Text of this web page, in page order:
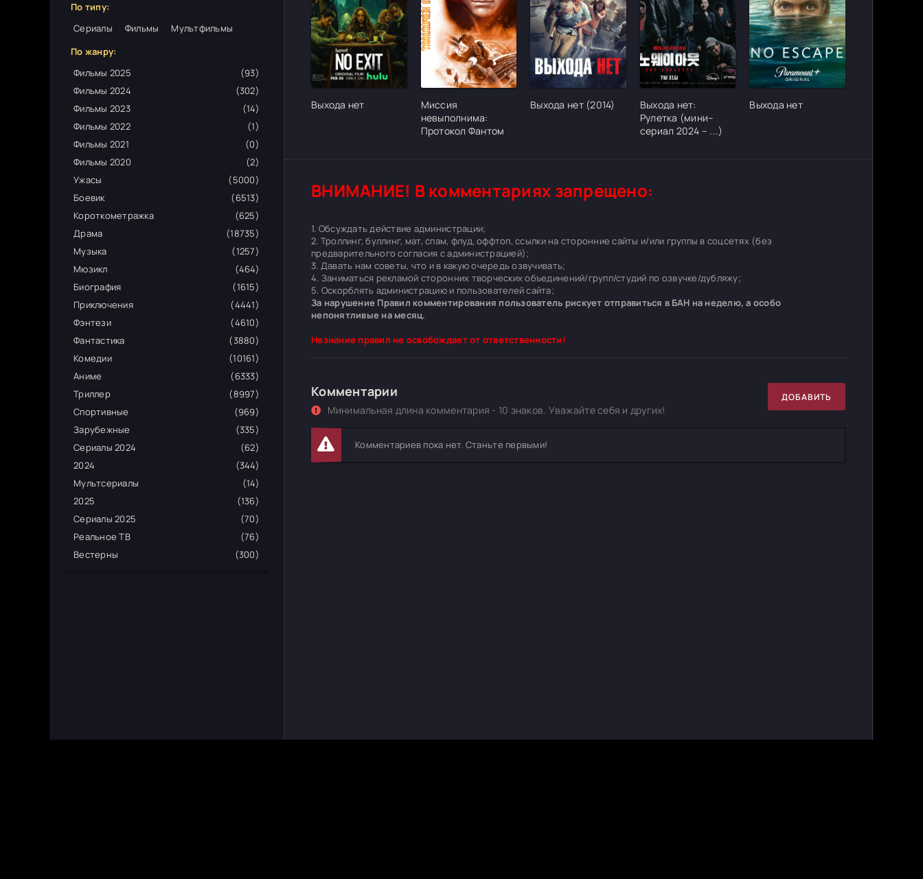
По типу:
Сериалы
Фильмы
Мультфильмы
По жанру:
Фильмы 2025
(93)
Фильмы 2024
(302)
Фильмы 2023
(14)
Фильмы 2022
(1)
Фильмы 2021
(0)
Фильмы 2020
(2)
Ужасы
(5000)
Боевик
(6513)
Короткометражка
(625)
Драма
(18735)
Музыка
(1257)
Мюзикл
(464)
Биография
(1615)
Приключения
(4441)
Фэнтези
(4610)
Фантастика
(3880)
Комедии
(10161)
Аниме
(6333)
Триллер
(8997)
Спортивные
(969)
Зарубежные
(335)
Сериалы 2024
(62)
2024
(344)
Мультсериалы
(14)
2025
(136)
Сериалы 2025
(70)
Реальное ТВ
(76)
Вестерны
(300)
[/xfgiven_cvh_poster_urlcvh_poster_url]
Выхода нет
[/xfgiven_cvh_poster_urlcvh_poster_url]
Миссия
невыполнима:
Протокол Фантом
[/xfgiven_cvh_poster_urlcvh_poster_url]
Выхода нет (2014)
[/xfgiven_cvh_poster_urlcvh_poster_url]
Выхода нет:
Рулетка (мини–
сериал 2024 – ...)
[/
Выхода нет
ВНИМАНИЕ! В комментариях запрещено:
1. Обсуждать действие администрации;
2. Троллинг, буллинг, мат, спам, флуд, оффтоп, ссылки на сторонние сайты и/или группы в соцсетях (без
предварительного согласия с администрацией);
3. Давать нам советы, что и в какую очередь озвучивать;
4. Заниматься рекламой сторонних творческих объединений/групп/студий по озвучке/дубляжу;
5. Оскорблять администрацию и пользователей сайта;
За нарушение Правил комментирования пользователь рискует отправиться в БАН на неделю, а особо
непонятливые на месяц.
Незнание правил не освобождает от ответственности!
Комментарии
Минимальная длина комментария - 10 знаков. Уважайте себя и других!
ДОБАВИТЬ
Комментариев пока нет. Станьте первыми!